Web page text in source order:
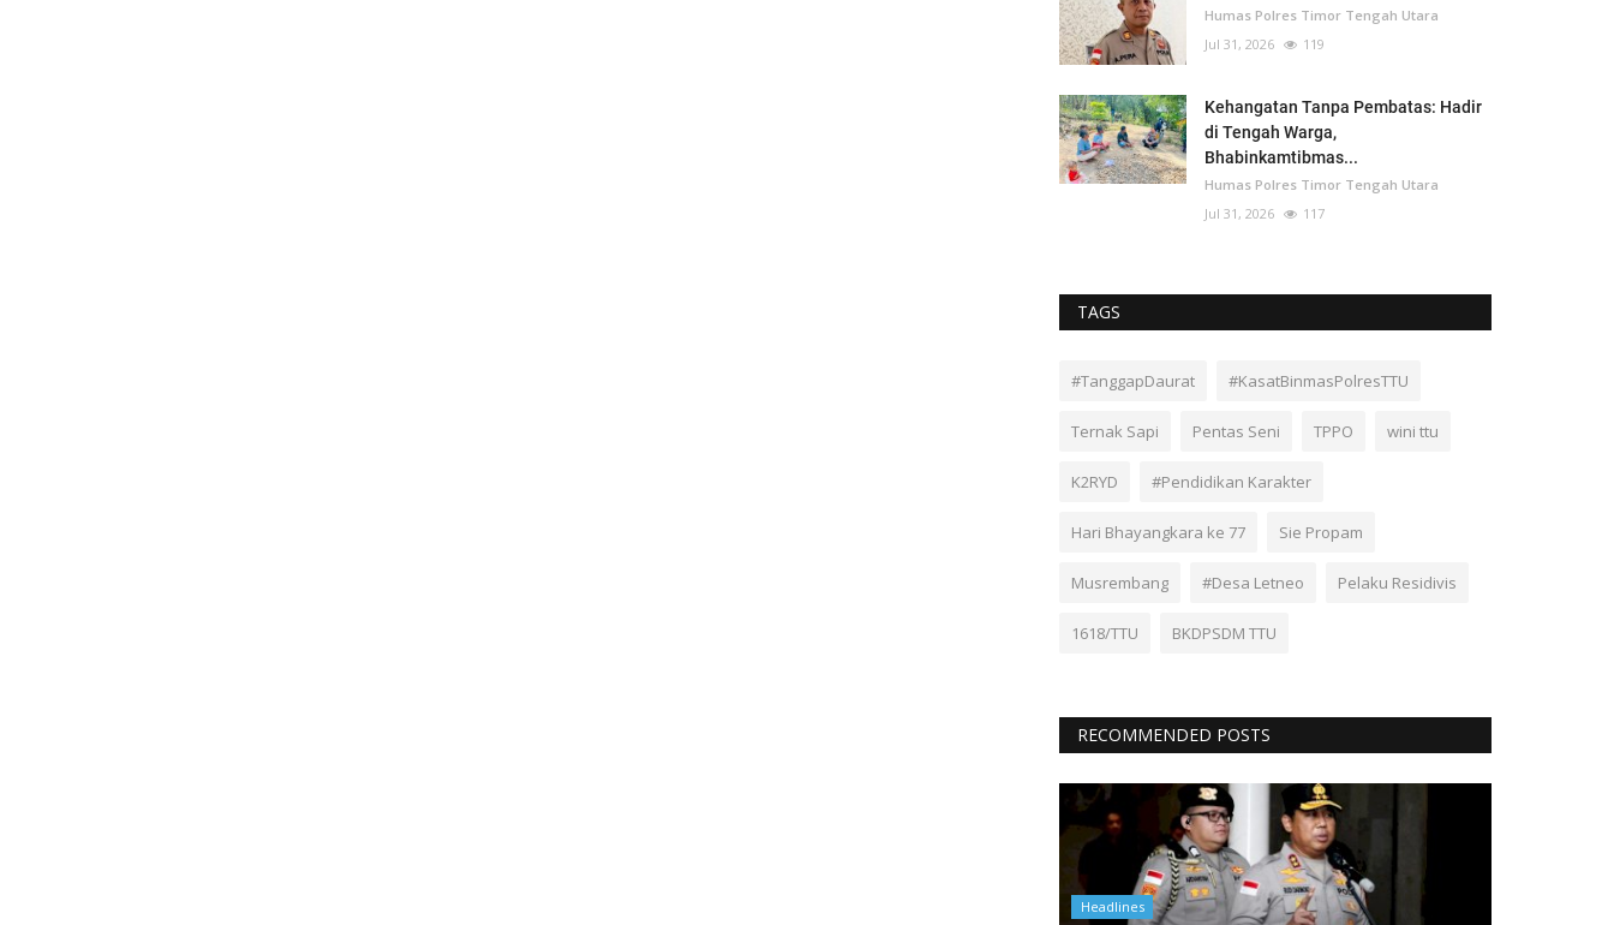
Humas Polres Timor Tengah Utara
Jul 31, 2026
119
Kehangatan Tanpa Pembatas: Hadir
di Tengah Warga,
Bhabinkamtibmas...
Humas Polres Timor Tengah Utara
Jul 31, 2026
117
TAGS
#TanggapDaurat #KasatBinmasPolresTTU
Ternak Sapi Pentas Seni TPPO wini ttu
K2RYD #Pendidikan Karakter
Hari Bhayangkara ke 77 Sie Propam
Musrembang #Desa Letneo Pelaku Residivis
1618/TTU BKDPSDM TTU
RECOMMENDED POSTS
Headlines